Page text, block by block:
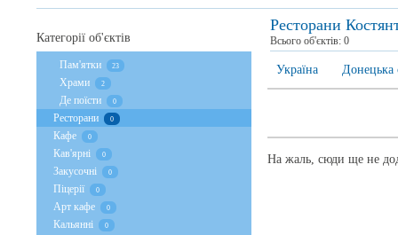
Ресторани
Всього об'єктів: 0
Україна Донецька
На жаль, сюди ще не
Категорії об'єктів
Пам'ятки 23
Храми 2
Де поїсти 0
Ресторани 0
Кафе 0
Кав'ярні 0
Закусочні 0
Піцерії 0
Арт кафе 0
Кальянні 0